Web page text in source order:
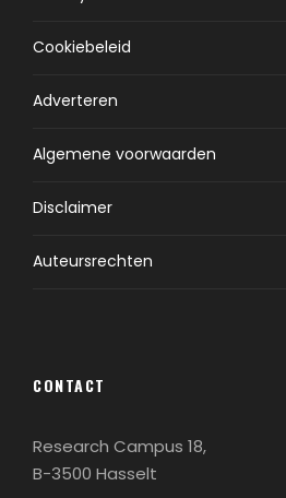
Cookiebeleid
Adverteren
Algemene voorwaarden
Disclaimer
Auteursrechten
CONTACT
Research Campus 18,
B-3500 Hasselt